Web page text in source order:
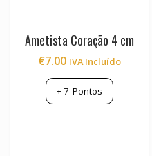
Ametista Coração 4 cm
€7.00 IVA Incluído
+7Pontos